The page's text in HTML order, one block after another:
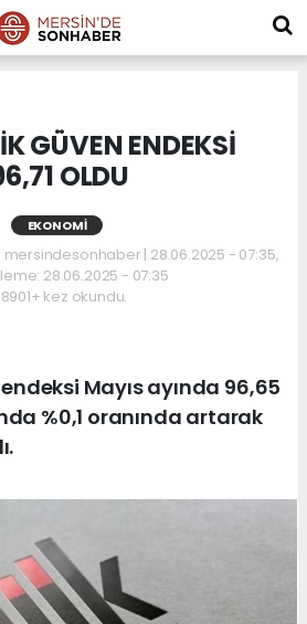
GÜVEN ENDEKSİ
OLDU
EKONOMI
| 28.06.2025 - 07:35,
28.06.2025 - 07:35
kez okundu.
Mayıs ayında 96,65
%0,1 oranında artarak